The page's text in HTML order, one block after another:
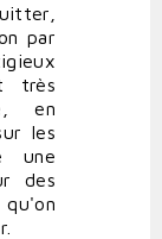
par
très
en
les
une
des